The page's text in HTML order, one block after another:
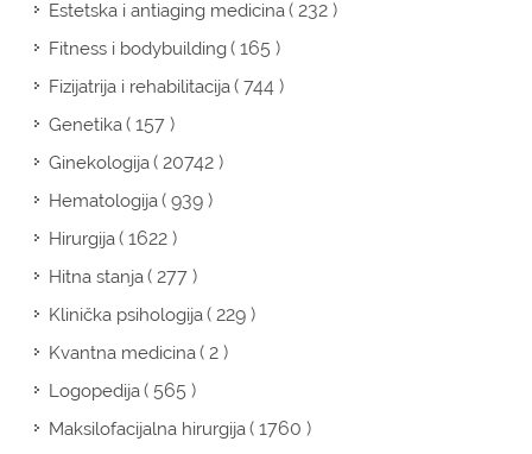
Estetska i antiaging medicina( 232 )
Fitness i bodybuilding( 165 )
Fizijatrija i rehabilitacija( 744 )
Genetika( 157 )
Ginekologija( 20742 )
Hematologija( 939 )
Hirurgija( 1622 )
Hitna stanja( 277 )
Klinička psihologija( 229 )
Kvantna medicina( 2 )
Logopedija( 565 )
Maksilofacijalna hirurgija( 1760 )